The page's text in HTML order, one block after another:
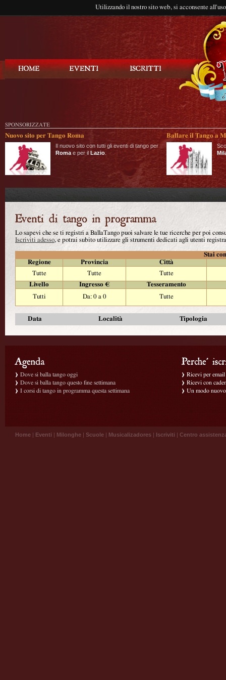
Utilizzando il nostro sito web, si acconsente
SPONSORIZZATE
Nuovo sito per Tango Roma
Il nuovo sito con tutti gli eventi di tango per
Roma e per il Lazio
Ballare il Tango a
Lo sapevi che se ti registri a BallaTango puoi salvare le tue ricerche per poi
Iscriviti adesso, e potrai subito utilizzare gli strumenti dedicati agli utenti
Stai
Regione
Provincia
Città
Tutte
Tutte
Tutte
Livello
Ingresso €
Tesseramento
Tutti
Da: 0 a 0 Tutte
Data Località Tipologia
Dove si balla tango oggi
Dove si balla tango questo fine settimana
I corsi di tango in programma questa settimana
Ricevi per
Ricevi con
Un modo
Home | Eventi | Milonghe | Scuole | Musicalizadores | Iscriviti | Centro